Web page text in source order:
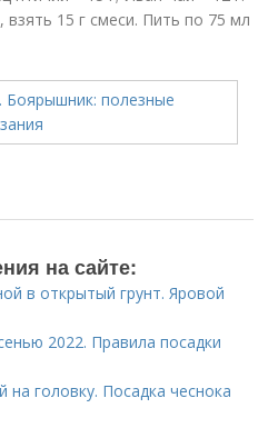
15 г смеси. Пить по 75 мл
на сайте:
в открытый грунт. Яровой
2022. Правила посадки
на головку. Посадка чеснока